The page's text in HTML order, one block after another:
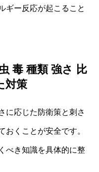
ギー反応が起こること
毒 種類 強さ 比
対策
に応じた防衛策と刺さ
おくことが安全です。
べき知識を具体的に整